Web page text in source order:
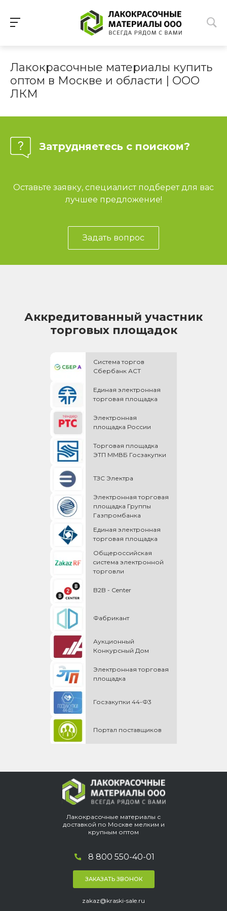
Лакокрасочные материалы купить
оптом в Москве и области | ООО
ЛКМ
Затрудняетесь с поиском?
Оставьте заявку, специалист подберет для вас
лучшее предложение!
Задать вопрос
Аккредитованный участник
торговых площадок
Система торгов
Сбербанк АСТ
Единая электронная
торговая площадка
Электронная
площадка России
Торговая площадка
ЭТП ММВБ Госзакупки
ТЗС Электра
Электронная торговая
площадка Группы
Газпромбанка
Единая электронная
торговая площадка
Общероссийская
cистема электронной
торговли
B2B - Center
Фабрикант
Аукционный
Конкурсный Дом
Электронная торговая
площадка
Госзакупки 44-Ф3
Портал поставщиков
Лакокрасочные материалы с
доставкой по Москве мелким и
крупным оптом
8 800 550-40-01
ЗАКАЗАТЬ ЗВОНОК
zakaz@kraski-sale.ru